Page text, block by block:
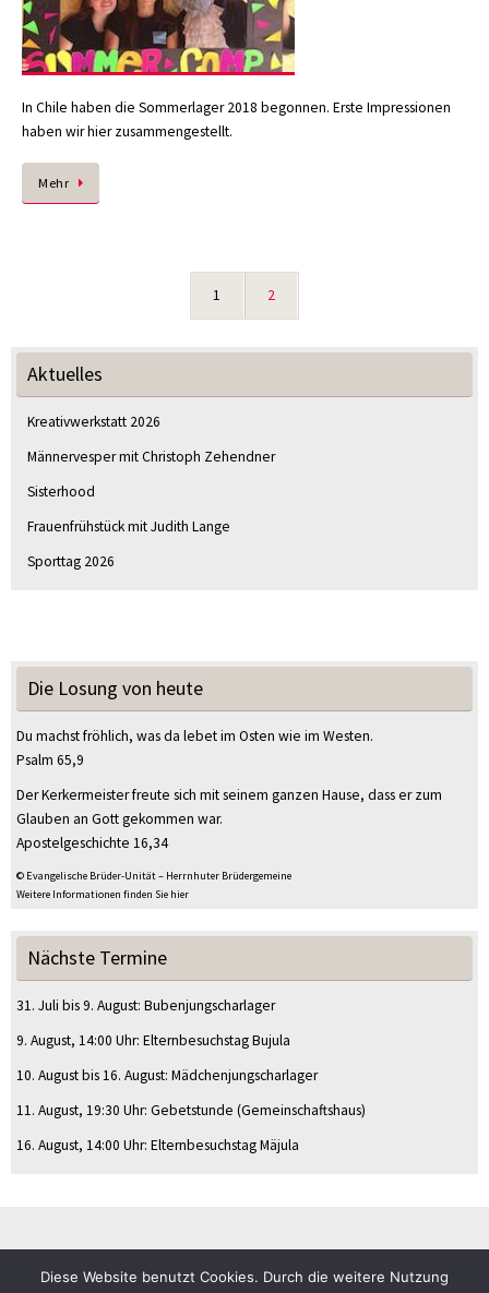
In Chile haben die Sommerlager 2018 begonnen. Erste Impressionen
haben wir hier zusammengestellt.
Mehr
1 2
Aktuelles
Kreativwerkstatt 2026
Männervesper mit Christoph Zehendner
Sisterhood
Frauenfrühstück mit Judith Lange
Sporttag 2026
Die Losung von heute
Du machst fröhlich, was da lebet im Osten wie im Westen.
Psalm 65,9
Der Kerkermeister freute sich mit seinem ganzen Hause, dass er zum
Glauben an Gott gekommen war.
Apostelgeschichte 16,34
© Evangelische Brüder-Unität – Herrnhuter Brüdergemeine
Weitere Informationen finden Sie hier
Nächste Termine
31. Juli bis9. August: Bubenjungscharlager
9. August, 14:00 Uhr: Elternbesuchstag Bujula
10. Augustbis16. August: Mädchenjungscharlager
11. August, 19:30 Uhr: Gebetstunde (Gemeinschaftshaus)
16. August, 14:00 Uhr: Elternbesuchstag Mäjula
© CVJM Sulz am Eck e.V.
Diese Website benutzt Cookies. Durch die weitere Nutzung